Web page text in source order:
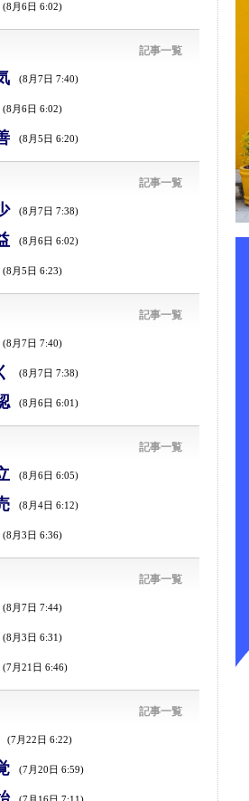
(8月6日 6:02)
記事一覧
(8月7日 7:40)
(8月6日 6:02)
(8月5日 6:20)
記事一覧
(8月7日 7:38)
(8月6日 6:02)
(8月5日 6:23)
記事一覧
(8月7日 7:40)
(8月7日 7:38)
(8月6日 6:01)
記事一覧
(8月6日 6:05)
(8月4日 6:12)
(8月3日 6:36)
記事一覧
(8月7日 7:44)
(8月3日 6:31)
(7月21日 6:46)
記事一覧
(7月22日 6:22)
(7月20日 6:59)